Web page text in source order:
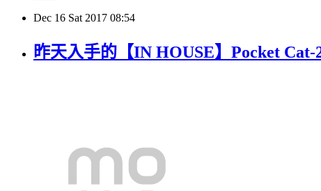
Dec 16 Sat 2017 08:54
昨天入手的【IN HOUSE】Pocket